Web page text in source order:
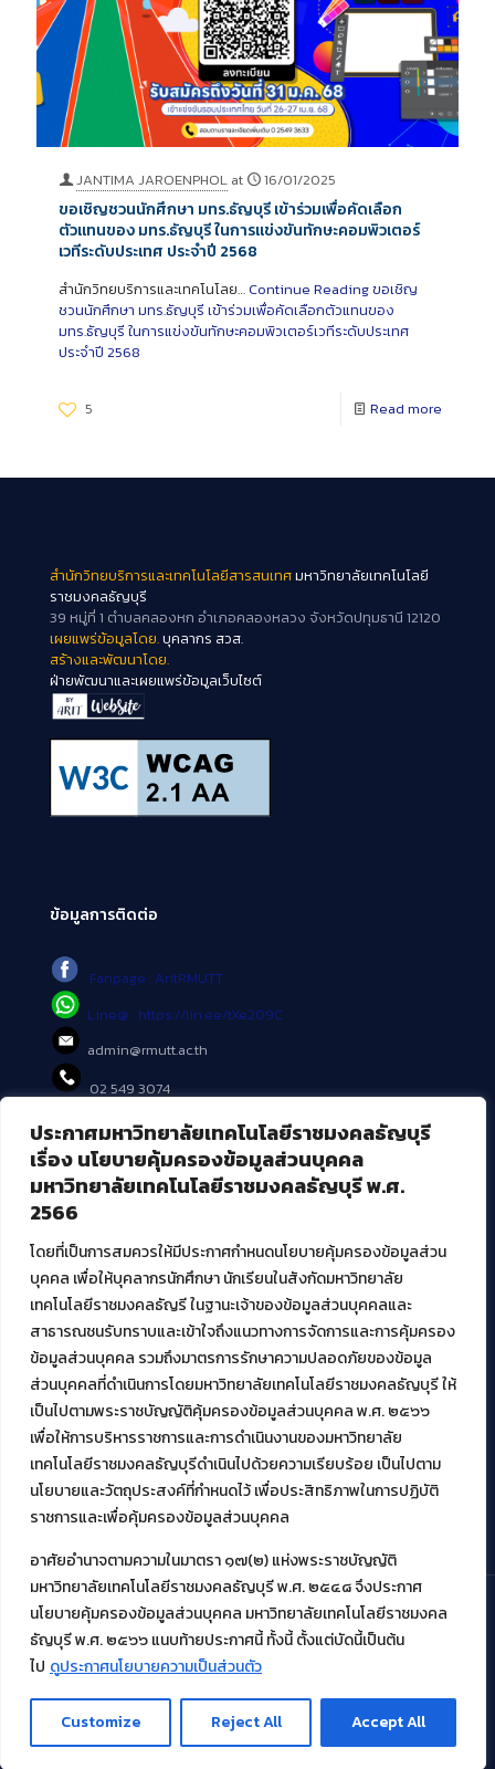
ประกาศมหาวิทยาลัยเทคโนโลยีราชมงคลธัญบุรี
เรื่อง นโยบายคุ้มครองข้อมูลส่วนบุคคล
มหาวิทยาลัยเทคโนโลยีราชมงคลธัญบุรี พ.ศ.
2566
โดยที่เป็นการสมควรให้มีประกาศกำหนดนโยบายคุ้มครองข้อมูลส่วน
บุคคล เพื่อให้บุคลากรนักศึกษา นักเรียนในสังกัดมหาวิทยาลัย
เทคโนโลยีราชมงคลธัญรี ในฐานะเจ้าของข้อมูลส่วนบุคคลและ
สาธารณชนรับทราบและเข้าใจถึงแนวทางการจัดการและการคุ้มครอง
ข้อมูลส่วนบุคคล รวมถึงมาตรการรักษาความปลอดภัยของข้อมูล
ส่วนบุคคลที่ดำเนินการโดยมหาวิทยาลัยเทคโนโลยีราชมงคลธัญบุรี ให้
เป็นไปตามพระราชบัญญัติคุ้มครองข้อมูลส่วนบุคคล พ.ศ. ๒๕๖๖
เพื่อให้การบริหารราชการและการดำเนินงานของมหาวิทยาลัย
เทคโนโลยีราชมงคลธัญบุรีดำเนินไปด้วยความเรียบร้อย เป็นไปตาม
นโยบายและวัตถุประสงค์ที่กำหนดไว้ เพื่อประสิทธิภาพในการปฏิบัติ
ราชการและเพื่อคุ้มครองข้อมูลส่วนบุคคล
อาศัยอำนาจตามความในมาตรา ๑๗(๒) แห่งพระราชบัญญัติ
มหาวิทยาลัยเทคโนโลยีราชมงคลธัญบุรี พ.ศ. ๒๕๔๘ จึงประกาศ
นโยบายคุ้มครองข้อมูลส่วนบุคคล มหาวิทยาลัยเทคโนโลยีราชมงคล
ธัญบุรี พ.ศ. ๒๕๖๖ แนบท้ายประกาศนี้ ทั้งนี้ ตั้งแต่บัดนี้เป็นต้น
ไป ดูประกาศนโยบายความเป็นส่วนตัว
Customize Reject All Accept All
JANTIMA JAROENPHOL at 16/01/2025
ขอเชิญชวนนักศึกษา มทร.ธัญบุรี เข้าร่วมเพื่อคัดเลือก
ตัวแทนของ มทร.ธัญบุรี ในการแข่งขันทักษะคอมพิวเตอร์
เวทีระดับประเทศ ประจำปี 2568
สำนักวิทยบริการและเทคโนโลย… Continue Readingขอเชิญ
ชวนนักศึกษา มทร.ธัญบุรี เข้าร่วมเพื่อคัดเลือกตัวแทนของ
มทร.ธัญบุรี ในการแข่งขันทักษะคอมพิวเตอร์เวทีระดับประเทศ
ประจำปี 2568
5 Read more
สำนักวิทยบริการและเทคโนโลยีสารสนเทศมหาวิทยาลัยเทคโนโลยี
ราชมงคลธัญบุรี
39 หมู่ที่ 1 ตำบลคลองหก อำเภอคลองหลวง จังหวัดปทุมธานี 12120
เผยแพร่ข้อมูลโดย.บุคลากร สวส.
สร้างและพัฒนาโดย.
ฝ่ายพัฒนาและเผยแพร่ข้อมูลเว็บไซต์
ข้อมูลการติดต่อ
Fanpage : AritRMUTT
Line@ : https://lin.ee/tXe209C
admin@rmutt.ac.th
02 549 3074
บริการอื่นๆ ของ สวส.
ศูนย์สื่อดิจิทัล
ศูนย์นวัตกรรมและความรู้
สมัยใหม่ (MoSeC)
งานบริการวิชาการให้กับหน่วยงานภายนอก
โครงการส่งเสริมและพัฒนาผู้ประกอบการ SME โดย. มทร.ธัญบุรี
กิจกรรมการเชื่อมโยงเครือข่ายผู้ให้บริการเครื่องจักรกลทางการ
เกษตร ภายใต้โครงการส่งเสริมการรแปรรูปสินค้าเกษตรระดับชุมชน
กรมส่งเสริมอุตสาหกรรม
โครงการยกระดับเศรษฐกิจและสังคมรายตำบลแบบบูรณาการ (1
ตำบล 1 มหาวิทยาลัย)
© 2021 สำนักวิทยบริการและเทคโนโลยีสารสนเทศ มหาวิทยาลัย
เทคโนโลยีราชมงคลธัญบุรี